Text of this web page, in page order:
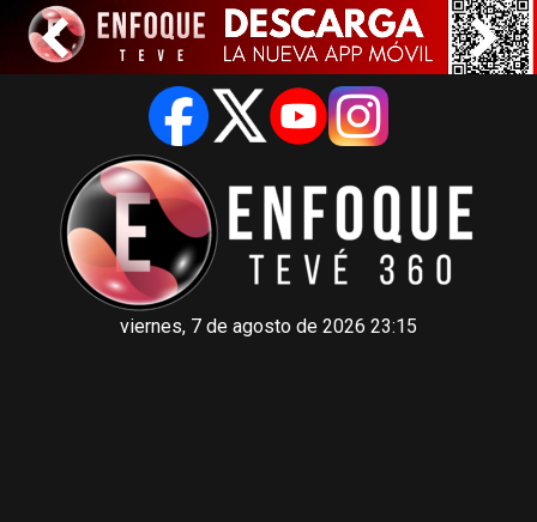
viernes, 7 de agosto de 2026 23:15